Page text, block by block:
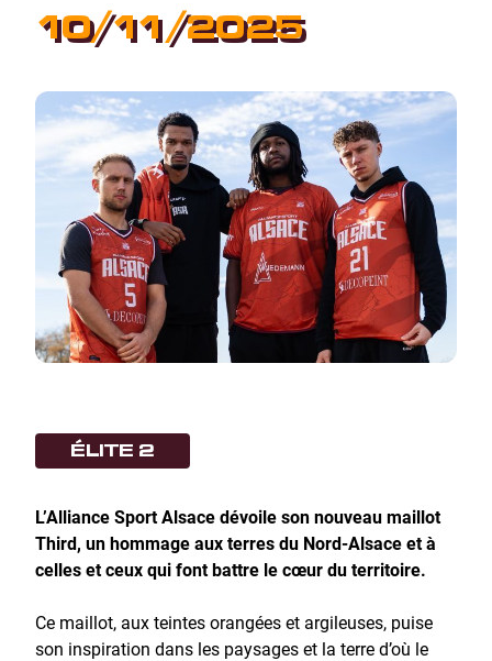
10/11/2025
ÉLITE 2
L’Alliance Sport Alsace dévoile son nouveau maillot
Third, un hommage aux terres du Nord-Alsace et à
celles et ceux qui font battre le cœur du territoire.
Ce maillot, aux teintes orangées et argileuses, puise
son inspiration dans les paysages et la terre d’où le